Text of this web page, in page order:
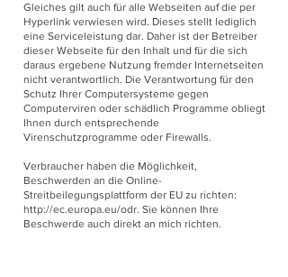
Gleiches gilt auch für alle Webseiten auf die per
Hyperlink verwiesen wird. Dieses stellt lediglich
eine Serviceleistung dar. Daher ist der Betreiber
dieser Webseite für den Inhalt und für die sich
daraus ergebene Nutzung fremder Internetseiten
nicht verantwortlich. Die Verantwortung für den
Schutz Ihrer Computersysteme gegen
Computerviren oder schädlich Programme obliegt
Ihnen durch entsprechende
Virenschutzprogramme oder Firewalls.
Verbraucher haben die Möglichkeit,
Beschwerden an die Online-
Streitbeilegungsplattform der EU zu richten:
http://ec.europa.eu/odr. Sie können Ihre
Beschwerde auch direkt an mich richten.